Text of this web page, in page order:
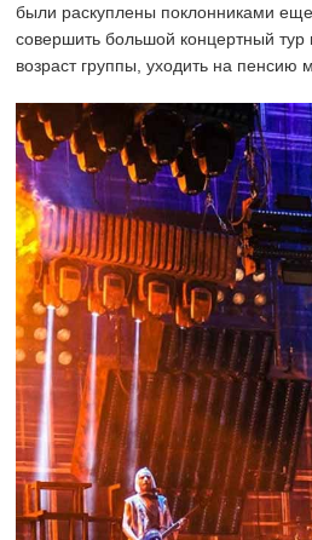
были раскуплены поклонниками
совершить большой концертный
возраст группы, уходить на пенсию